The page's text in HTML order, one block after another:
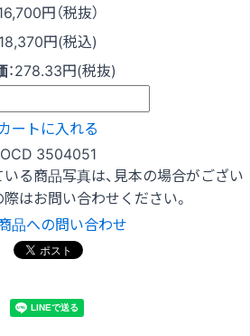
円（税抜）
18,370円(税込)
：278.33円(税抜)
カートに入れる
OCD 3504051
る商品写真は、見本の場合がござい
はお問い合わせください。
品への問い合わせ